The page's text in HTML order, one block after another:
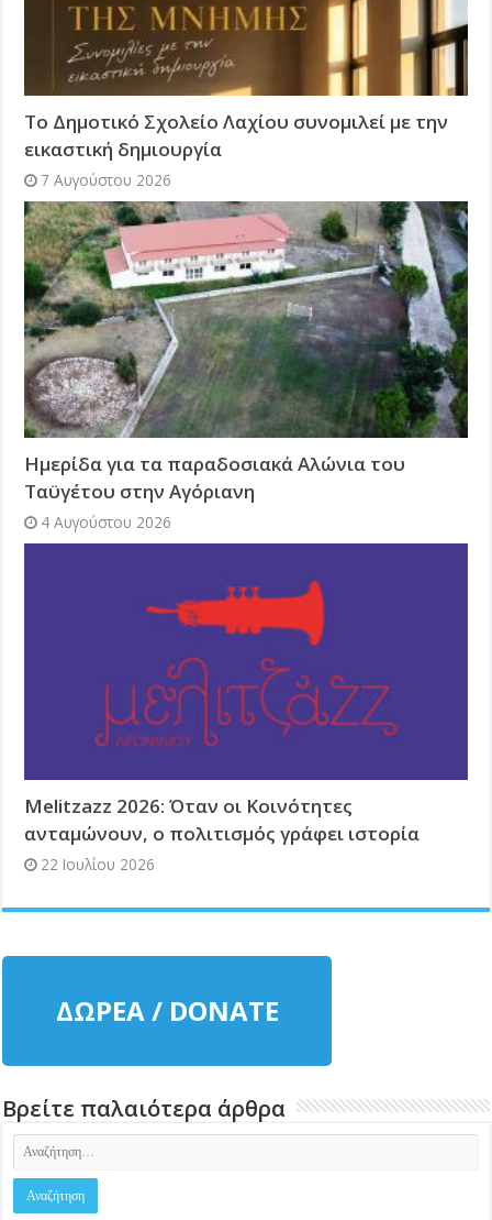
Το Δημοτικό Σχολείο Λαχίου συνομιλεί με την
εικαστική δημιουργία
7 Αυγούστου 2026
Ημερίδα για τα παραδοσιακά Αλώνια του
Ταϋγέτου στην Αγόριανη
4 Αυγούστου 2026
Melitzazz 2026: Όταν οι Κοινότητες
ανταμώνουν, ο πολιτισμός γράφει ιστορία
22 Ιουλίου 2026
ΔΩΡΕΑ / DONATE
Βρείτε παλαιότερα άρθρα